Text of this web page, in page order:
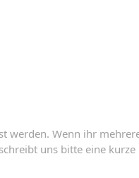
Wenn ihr
uns bitte eine